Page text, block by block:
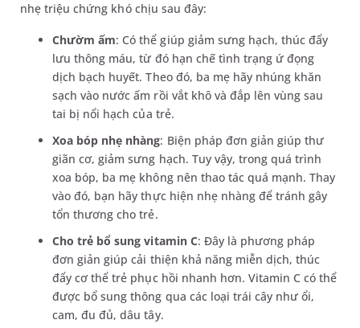
nhẹ triệu chứng khó chịu sau đây:
Chườm ấm: Có thể giúp giảm sưng hạch, thúc đẩy
lưu thông máu, từ đó hạn chế tình trạng ứ đọng
dịch bạch huyết. Theo đó, ba mẹ hãy nhúng khăn
sạch vào nước ấm rồi vắt khô và đắp lên vùng sau
tai bị nổi hạch của trẻ.
Xoa bóp nhẹ nhàng: Biện pháp đơn giản giúp thư
giãn cơ, giảm sưng hạch. Tuy vậy, trong quá trình
xoa bóp, ba mẹ không nên thao tác quá mạnh. Thay
vào đó, bạn hãy thực hiện nhẹ nhàng để tránh gây
tổn thương cho trẻ.
Cho trẻ bổ sung vitamin C: Đây là phương pháp
đơn giản giúp cải thiện khả năng miễn dịch, thúc
đẩy cơ thể trẻ phục hồi nhanh hơn. Vitamin C có thể
được bổ sung thông qua các loại trái cây như ổi,
cam, đu đủ, dâu tây.